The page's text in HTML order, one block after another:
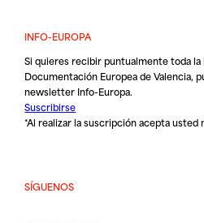
INFO-EUROPA
Si quieres recibir puntualmente toda
Documentación Europea de Valencia,
newsletter Info-Europa.
Suscribirse
*Al realizar la suscripción acepta
SÍGUENOS